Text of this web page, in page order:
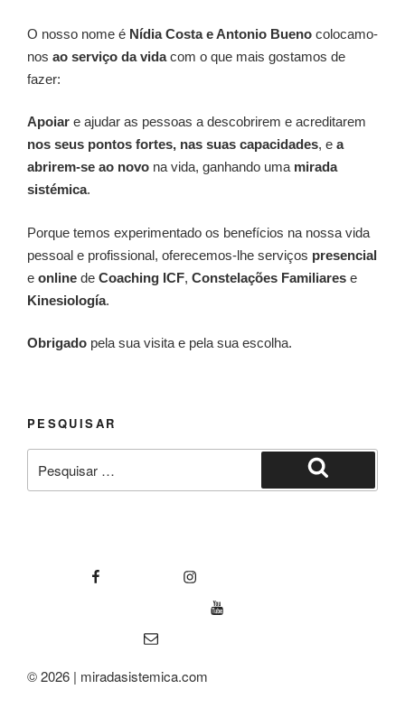
O nosso nome é Nídia Costa e Antonio Bueno colocamo-
nos ao serviço da vidacom o que mais gostamos de
fazer:
Apoiar e ajudar as pessoas a descobrirem e acreditarem
nos seus pontos fortes, nas suas capacidades, e a
abrirem-se ao novo na vida, ganhando uma mirada
sistémica.
Porque temos experimentado os benefícios na nossa vida
pessoal e profissional, oferecemos-lhe serviços presencial
e online de Coaching ICF, Constelações Familiares e
Kinesiología.
Obrigado pela sua visita e pela sua escolha.
PESQUISAR
© 2026 | miradasistemica.com